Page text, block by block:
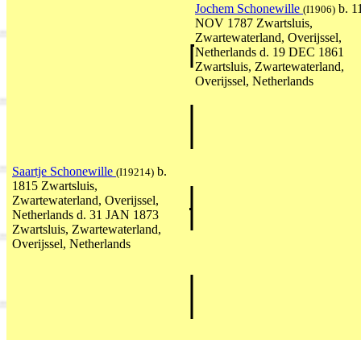
Jochem Schonewille (I1906) b.
NOV 1787 Zwartsluis,
Zwartewaterland, Overijssel,
Netherlands d. 19 DEC 1861
Zwartsluis, Zwartewaterland,
Overijssel, Netherlands
Saartje Schonewille (I19214) b.
1815 Zwartsluis,
Zwartewaterland, Overijssel,
Netherlands d. 31 JAN 1873
Zwartsluis, Zwartewaterland,
Overijssel, Netherlands